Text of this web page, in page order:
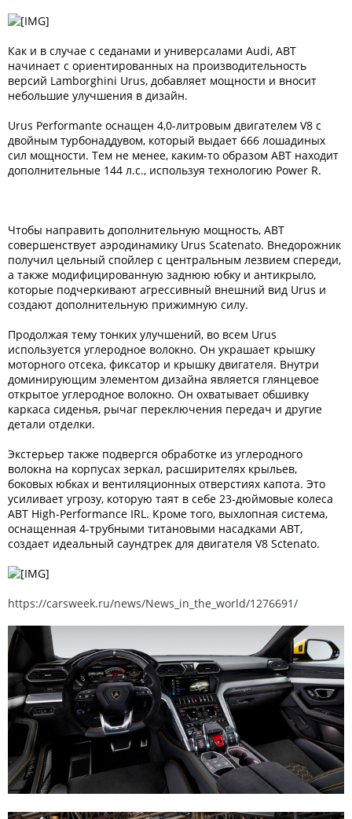
Как и в случае с седанами и универсалами Audi, ABT
начинает с ориентированных на производительность
версий Lamborghini Urus, добавляет мощности и вносит
небольшие улучшения в дизайн.
Urus Performante оснащен 4,0-литровым двигателем V8 с
двойным турбонаддувом, который выдает 666 лошадиных
сил мощности. Тем не менее, каким-то образом ABT находит
дополнительные 144 л.с., используя технологию Power R.
Чтобы направить дополнительную мощность, ABT
совершенствует аэродинамику Urus Scatenato. Внедорожник
получил цельный спойлер с центральным лезвием спереди,
а также модифицированную заднюю юбку и антикрыло,
которые подчеркивают агрессивный внешний вид Urus и
создают дополнительную прижимную силу.
Продолжая тему тонких улучшений, во всем Urus
используется углеродное волокно. Он украшает крышку
моторного отсека, фиксатор и крышку двигателя. Внутри
доминирующим элементом дизайна является глянцевое
открытое углеродное волокно. Он охватывает обшивку
каркаса сиденья, рычаг переключения передач и другие
детали отделки.
Экстерьер также подвергся обработке из углеродного
волокна на корпусах зеркал, расширителях крыльев,
боковых юбках и вентиляционных отверстиях капота. Это
усиливает угрозу, которую таят в себе 23-дюймовые колеса
ABT High-Performance IRL. Кроме того, выхлопная система,
оснащенная 4-трубными титановыми насадками ABT,
создает идеальный саундтрек для двигателя V8 Sctenato.
https://carsweek.ru/news/News_in_the_world/1276691/